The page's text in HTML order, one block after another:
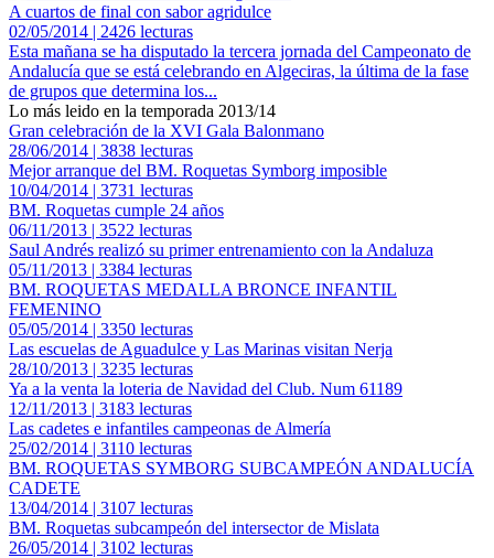
A cuartos de final con sabor agridulce
02/05/2014 | 2426 lecturas
Esta mañana se ha disputado la tercera jornada del Campeonato de
Andalucía que se está celebrando en Algeciras, la última de la fase
de grupos que determina los...
Lo más leido en la temporada 2013/14
Gran celebración de la XVI Gala Balonmano
28/06/2014 | 3838 lecturas
Mejor arranque del BM. Roquetas Symborg imposible
10/04/2014 | 3731 lecturas
BM. Roquetas cumple 24 años
06/11/2013 | 3522 lecturas
Saul Andrés realizó su primer entrenamiento con la Andaluza
05/11/2013 | 3384 lecturas
BM. ROQUETAS MEDALLA BRONCE INFANTIL
FEMENINO
05/05/2014 | 3350 lecturas
Las escuelas de Aguadulce y Las Marinas visitan Nerja
28/10/2013 | 3235 lecturas
Ya a la venta la loteria de Navidad del Club. Num 61189
12/11/2013 | 3183 lecturas
Las cadetes e infantiles campeonas de Almería
25/02/2014 | 3110 lecturas
BM. ROQUETAS SYMBORG SUBCAMPEÓN ANDALUCÍA
CADETE
13/04/2014 | 3107 lecturas
BM. Roquetas subcampeón del intersector de Mislata
26/05/2014 | 3102 lecturas